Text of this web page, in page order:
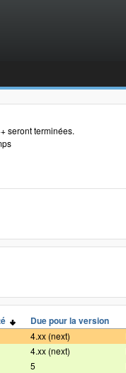
seront terminées.
Due pour la version
4.xx (next)
4.xx (next)
5